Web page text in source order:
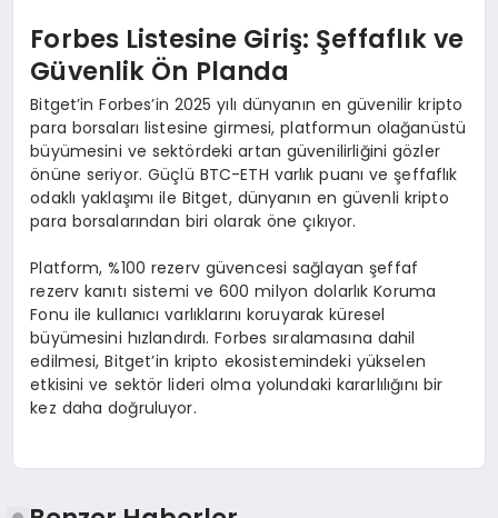
Forbes Listesine Giriş: Şeffaflık ve
Güvenlik Ön Planda
Bitget’in Forbes’in 2025 yılı dünyanın en güvenilir kripto
para borsaları listesine girmesi, platformun olağanüstü
büyümesini ve sektördeki artan güvenilirliğini gözler
önüne seriyor. Güçlü BTC-ETH varlık puanı ve şeffaflık
odaklı yaklaşımı ile Bitget, dünyanın en güvenli kripto
para borsalarından biri olarak öne çıkıyor.
Platform, %100 rezerv güvencesi sağlayan şeffaf
rezerv kanıtı sistemi ve 600 milyon dolarlık Koruma
Fonu ile kullanıcı varlıklarını koruyarak küresel
büyümesini hızlandırdı. Forbes sıralamasına dahil
edilmesi, Bitget’in kripto ekosistemindeki yükselen
etkisini ve sektör lideri olma yolundaki kararlılığını bir
kez daha doğruluyor.